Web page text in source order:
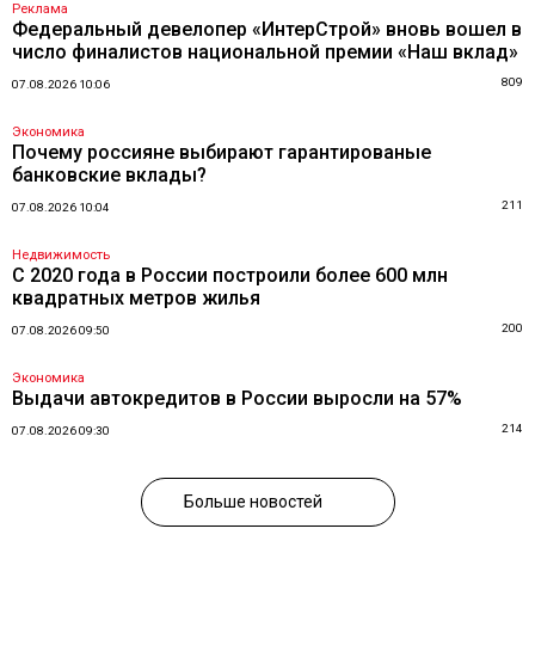
Реклама
Федеральный девелопер «ИнтерСтрой» вновь вошел в
число финалистов национальной премии «Наш вклад»
07.08.2026 10:06 809
Экономика
Почему россияне выбирают гарантированые
банковские вклады?
07.08.2026 10:04 211
Недвижимость
С 2020 года в России построили более 600 млн
квадратных метров жилья
07.08.2026 09:50 200
Экономика
Выдачи автокредитов в России выросли на 57%
07.08.2026 09:30 214
Больше новостей